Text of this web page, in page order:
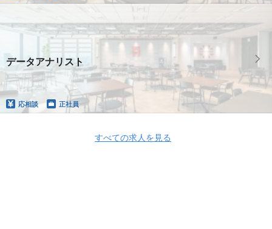
データアナリスト
応相談 正社員
すべての求人を見る